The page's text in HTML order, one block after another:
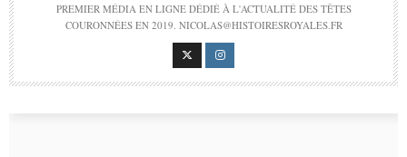
PREMIER MÉDIA EN LIGNE DÉDIÉ À L'ACTUALITÉ DES TÊTES
COURONNÉES EN 2019. NICOLAS@HISTOIRESROYALES.FR